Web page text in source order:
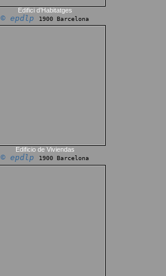
Edifici d’Habitatges
© epdlp 1900 Barcelona
Edificio de Viviendas
© epdlp 1900 Barcelona